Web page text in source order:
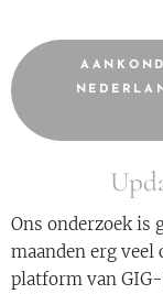
Ons onderzoek is
maanden erg
platform van GIG-